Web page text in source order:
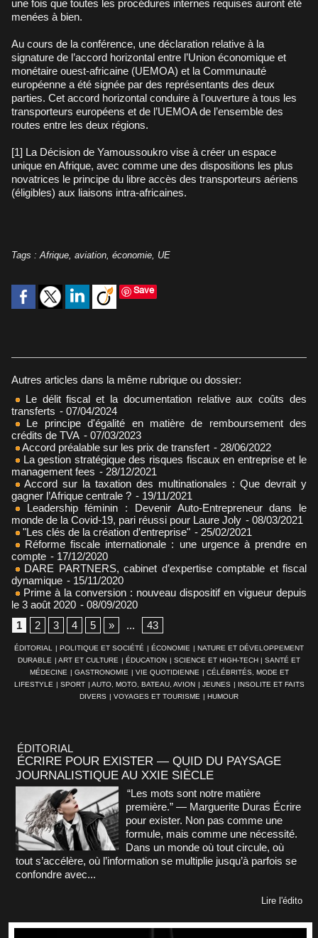
une fois que toutes les procédures internes requises auront été
menées à bien.
Au cours de la conférence, une déclaration relative à la
signature de l’accord horizontal entre l’Union économique et
monétaire ouest-africaine (UEMOA) et la Communauté
européenne a été signée par des représentants des deux
parties. Cet accord horizontal conduire à l'ouverture à tous les
transporteurs européens et de l’UEMOA de l’ensemble des
routes entre les deux régions.
[1] La Décision de Yamoussoukro vise à créer un espace
unique en Afrique, avec comme une des dispositions les plus
novatrices le principe du libre accès des transporteurs aériens
(éligibles) aux liaisons intra-africaines.
Tags : Afrique aviation économie UE
Save
Autres articles dans la même rubrique ou dossier:
Le délit fiscal et la documentation relative aux coûts des
transferts - 07/04/2024
Le principe d'égalité en matière de remboursement des
crédits de TVA - 07/03/2023
Accord préalable sur les prix de transfert - 28/06/2022
La gestion stratégique des risques fiscaux en entreprise et le
management fees - 28/12/2021
Accord sur la taxation des multinationales : Que devrait y
gagner l’Afrique centrale ? - 19/11/2021
Leadership féminin : Devenir Auto-Entrepreneur dans le
monde de la Covid-19, pari réussi pour Laure Joly - 08/03/2021
"Les clés de la création d’entreprise" - 25/02/2021
Réforme fiscale internationale : une urgence à prendre en
compte - 17/12/2020
DARE PARTNERS, cabinet d’expertise comptable et fiscal
dynamique - 15/11/2020
Prime à la conversion : nouveau dispositif en vigueur depuis
le 3 août 2020 - 08/09/2020
1
2 3 4 5 » ... 43
ÉDITORIAL | POLITIQUE ET SOCIÉTÉ | ÉCONOMIE | NATURE ET DÉVELOPPEMENT
DURABLE | ART ET CULTURE | ÉDUCATION | SCIENCE ET HIGH-TECH | SANTÉ ET
MÉDECINE | GASTRONOMIE | VIE QUOTIDIENNE | CÉLÉBRITÉS, MODE ET
LIFESTYLE | SPORT | AUTO, MOTO, BATEAU, AVION | JEUNES | INSOLITE ET FAITS
DIVERS | VOYAGES ET TOURISME | HUMOUR
ÉDITORIAL
ÉCRIRE POUR EXISTER — QUID DU PAYSAGE
JOURNALISTIQUE AU XXIE SIÈCLE
“Les mots sont notre matière
première.” — Marguerite Duras Écrire
pour exister. Non pas comme une
formule, mais comme une nécessité.
Dans un monde où tout circule, où
tout s’accélère, où l’information se multiplie jusqu’à parfois se
confondre avec...
Lire l'édito